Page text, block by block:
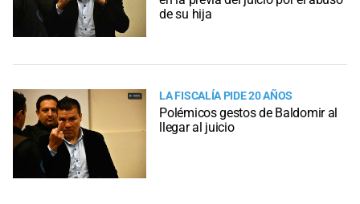
de su hija
LA FISCALÍA PIDE 20 AÑOS
Polémicos gestos de Baldomir al
llegar al juicio